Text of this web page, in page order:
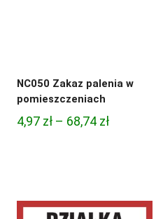
NC050 Zakaz palenia w
pomieszczeniach
4,97 zł – 68,74 złZakres
68,74 zł